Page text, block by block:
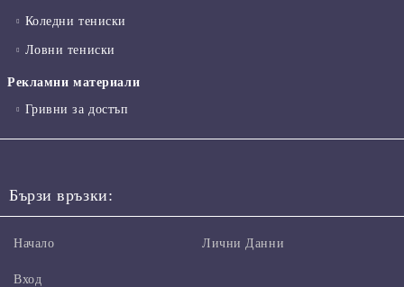
Коледни тениски
Ловни тениски
Рекламни материали
Гривни за достъп
Бързи връзки:
Начало
Вход
Лични Данни